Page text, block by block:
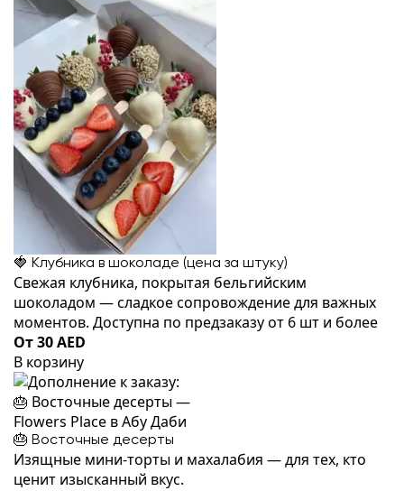
🍓 Клубника в шоколаде (цена за штуку)
Свежая клубника, покрытая бельгийским
шоколадом — сладкое сопровождение для важных
моментов. Доступна по предзаказу от 6 шт и более
От 30 AED
В корзину
🎂 Восточные десерты
Изящные мини-торты и махалабия — для тех, кто
ценит изысканный вкус.